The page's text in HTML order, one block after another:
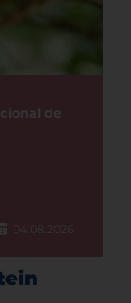
de
04.08.2026